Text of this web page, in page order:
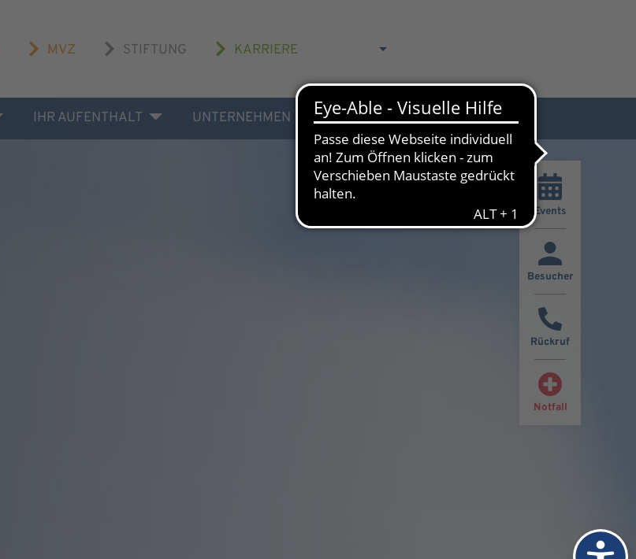
MVZ STIFTUNG KARRIERE
IHR AUFENTHALT UNTERNEHMEN AKTUELLES & KONTAKT
Events
Besucher
Rückruf
Notfall